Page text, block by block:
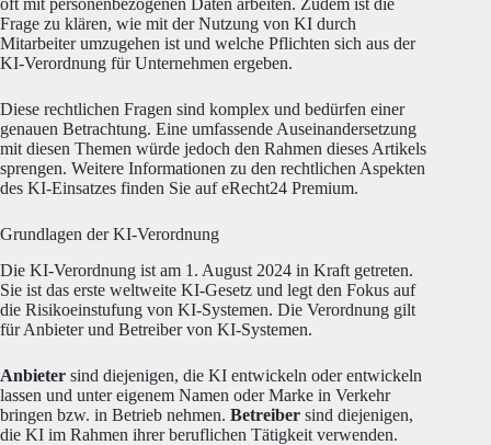
Frage zu klären, wie mit der Nutzung von KI durch
Mitarbeiter umzugehen ist und welche Pflichten sich aus der
KI-Verordnung für Unternehmen ergeben.
Diese rechtlichen Fragen sind komplex und bedürfen einer
genauen Betrachtung. Eine umfassende Auseinandersetzung
mit diesen Themen würde jedoch den Rahmen dieses Artikels
sprengen. Weitere Informationen zu den rechtlichen Aspekten
des KI-Einsatzes finden Sie auf eRecht24 Premium.
Grundlagen der KI-Verordnung
Die KI-Verordnung ist am 1. August 2024 in Kraft getreten.
Sie ist das erste weltweite KI-Gesetz und legt den Fokus auf
die Risikoeinstufung von KI-Systemen. Die Verordnung gilt
für Anbieter und Betreiber von KI-Systemen.
Anbieter sind diejenigen, die KI entwickeln oder entwickeln
lassen und unter eigenem Namen oder Marke in Verkehr
bringen bzw. in Betrieb nehmen. Betreiber sind diejenigen,
die KI im Rahmen ihrer beruflichen Tätigkeit verwenden.